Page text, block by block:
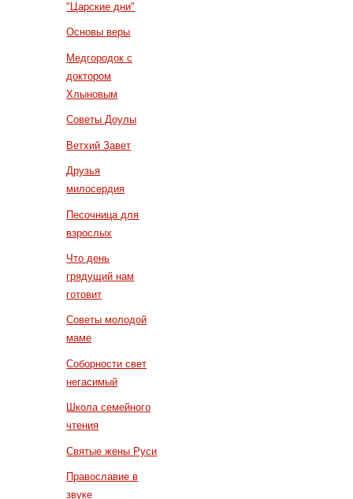
"Царские дни"
Основы веры
Медгородок с
доктором
Хлыновым
Советы Доулы
Ветхий Завет
Друзья
милосердия
Песочница для
взрослых
Что день
грядущий нам
готовит
Советы молодой
маме
Соборности свет
негасимый
Школа семейного
чтения
Святые жены Руси
Православие в
звуке